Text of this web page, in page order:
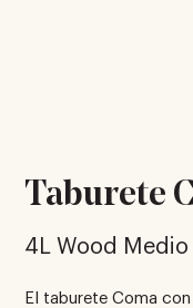
Taburete
4L Wood Medio
El taburete Coma